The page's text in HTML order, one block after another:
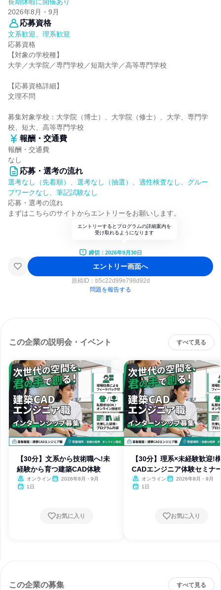
2026年8月・9月
応募資格
文系歓迎、理系歓迎
応募資格
【対象の学校種】
大学／大学院／専門学校／短期大学／高等専門学校
【応募資格詳細】
文理不問
募集対象学校：大学院（博士）、大学院（修士）、大学、専門学
校、短大、高等専門学校
報酬・交通費
報酬・交通費
なし
応募・選考の流れ
選考なし（先着順）、選考なし（抽選）、適性検査なし、グルー
プワークなし、筆記試験なし
応募・選考の流れ
まずはこちらのサイトからエントリーをお願いします。
エントリーするとプログラムの詳細案内を
受け取れるようになります
締切：2026年9月30日
エントリー画面へ
原稿ID： b5c22d99e798d92d
問題を報告する
この企業の説明会・イベント すべて見る
【30分】文系から技術職へ!未
経験から育つ建築CAD体験
オンライン
2026年8月・9月
1日
お気に入り
【30分】理系×未経験歓迎!
CADエンジニア体験セミナ
オンライン
2026年8月・9月
1日
お気に入り
この企業の募集 すべて見る